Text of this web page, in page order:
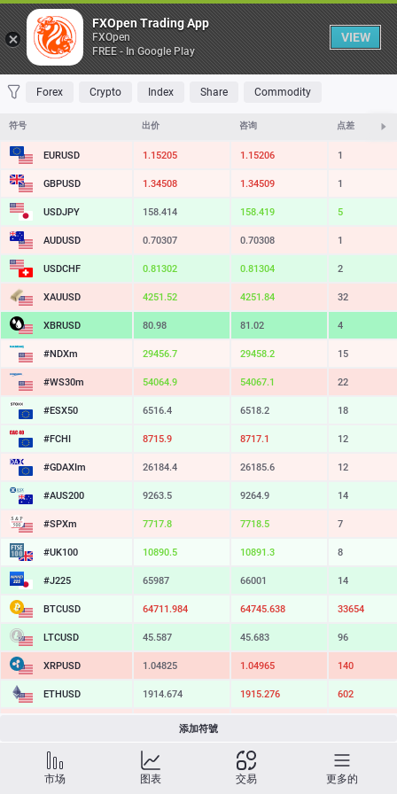
桌子
收藏 夹 交易量最大 最大涨幅 最大跌幅 最易挥发
Forex Crypto Index Share Commodity
符号 出价 咨询 点差
EURUSD 1.15205 1.15206 1
GBPUSD 1.34508 1.34509 1
USDJPY 158.414 158.419 5
AUDUSD 0.70307 0.70308 1
USDCHF 0.81302 0.81304 2
XAUUSD 4251.52 4251.84 32
XBRUSD 80.98 81.02 4
#NDXm 29456.7 29458.2 15
#WS30m 54064.9 54067.1 22
#ESX50 6516.4 6518.2 18
#FCHI 8715.9 8717.1 12
#GDAXIm 26184.4 26185.6 12
#AUS200 9263.5 9264.9 14
#SPXm 7717.8 7718.5 7
#UK100 10890.5 10891.3 8
#J225 65987 66001 14
BTCUSD 64711.984 64745.638 33654
LTCUSD 45.587 45.683 96
XRPUSD 1.04825 1.04965 140
ETHUSD 1914.674 1915.276 602
SOLUSD 73.45
TSLA 320.38 321.01 63
添加符號
市场 图表 交易 更多的
FXOpen Trading App
FXOpen
FREE - In Google Play
VIEW